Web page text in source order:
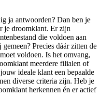
ja antwoorden? Dan ben je
je droomklant. Er zijn
die voldoen aan
Precies dáár zitten de
voldoen. Is het omvang,
meerdere filialen of
ideale klant een bepaalde
diverse criteria zijn. Heb je
herkennen én er actief